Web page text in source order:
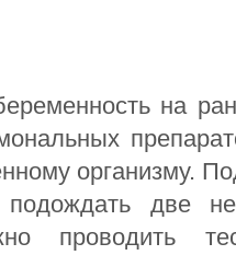
на
организму.
две
проводить